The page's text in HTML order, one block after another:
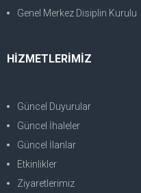
Genel Merkez Disiplin Kurulu
HİZMETLERİMİZ
Güncel Duyurular
Güncel İhaleler
Güncel İlanlar
Etkinlikler
Ziyaretlerimiz